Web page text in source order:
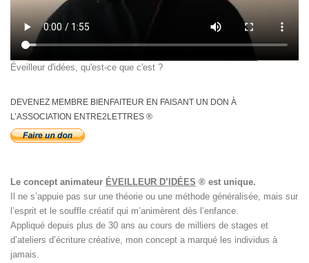
Éveilleur d'idées, qu'est-ce que c'est ?
DEVENEZ MEMBRE BIENFAITEUR EN FAISANT UN DON À
L’ASSOCIATION ENTRE2LETTRES ®
Le concept animateur ÉVEILLEUR D’IDÉES ® est unique.
Il ne s’appuie pas sur une théorie ou une méthode généralisée, mais sur
l’esprit et le souffle créatif qui m’animèrent dès l’enfance.
Appliqué depuis plus de 30 ans au cours de milliers de stages et
d’ateliers d’écriture créative, mon concept a marqué les individus à
jamais.